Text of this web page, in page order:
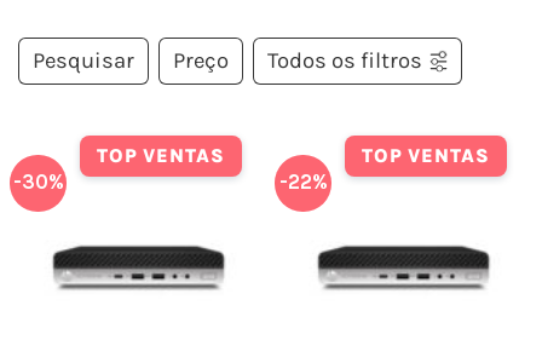
Pesquisar Preço Todos os filtros
-30%
TOP VENTAS
-22%
TOP VENTAS